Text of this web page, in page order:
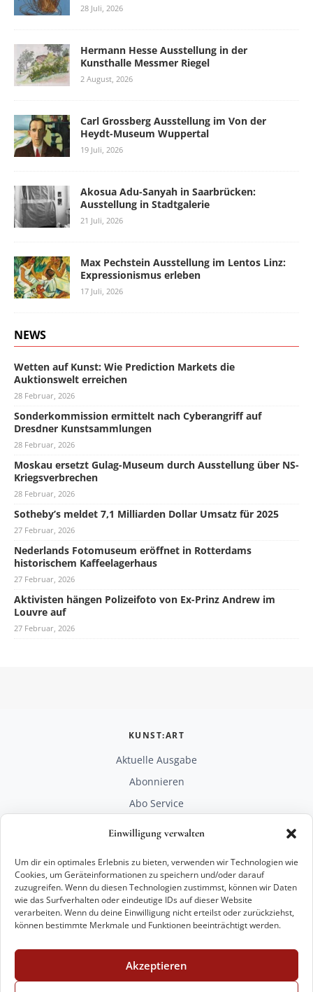
Einwilligung verwalten
Um dir ein optimales Erlebnis zu bieten, verwenden wir Technologien wie
Cookies, um Geräteinformationen zu speichern und/oder darauf
zuzugreifen. Wenn du diesen Technologien zustimmst, können wir Daten
wie das Surfverhalten oder eindeutige IDs auf dieser Website
verarbeiten. Wenn du deine Einwilligung nicht erteilst oder zurückziehst,
können bestimmte Merkmale und Funktionen beeinträchtigt werden.
Akzeptieren
28 Juli, 2026
Hermann Hesse Ausstellung in der
Kunsthalle Messmer Riegel
2 August, 2026
Carl Grossberg Ausstellung im Von der
Heydt-Museum Wuppertal
19 Juli, 2026
Akosua Adu-Sanyah in Saarbrücken:
Ausstellung in Stadtgalerie
21 Juli, 2026
Max Pechstein Ausstellung im Lentos Linz:
Expressionismus erleben
17 Juli, 2026
NEWS
Wetten auf Kunst: Wie Prediction Markets die
Auktionswelt erreichen
28 Februar, 2026
Sonderkommission ermittelt nach Cyberangriff auf
Dresdner Kunstsammlungen
28 Februar, 2026
Moskau ersetzt Gulag-Museum durch Ausstellung über NS-
Kriegsverbrechen
28 Februar, 2026
Sotheby’s meldet 7,1 Milliarden Dollar Umsatz für 2025
27 Februar, 2026
Nederlands Fotomuseum eröffnet in Rotterdams
historischem Kaffeelagerhaus
27 Februar, 2026
Aktivisten hängen Polizeifoto von Ex-Prinz Andrew im
Louvre auf
27 Februar, 2026
KUNST:ART
Aktuelle Ausgabe
Abonnieren
Abo Service
RECHTLICHES
Impressum
Datenschutz
KONTAKT
+49 221 29 28 27 21